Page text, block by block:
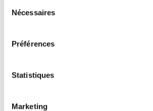
Nécessaires
Préférences
Statistiques
Marketing